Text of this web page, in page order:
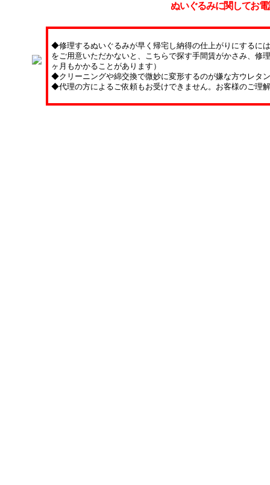
ぬいぐるみに関してお
◆修理するぬいぐるみが早く帰宅し納得の仕上がりにするに
をご用意いただかないと、こちらで探す手間賃がかさみ、修
ヶ月もかかることがあります）
◆クリーニングや綿交換で微妙に変形するのが嫌な方ウレタ
◆代理の方によるご依頼もお受けできません。お客様のご理